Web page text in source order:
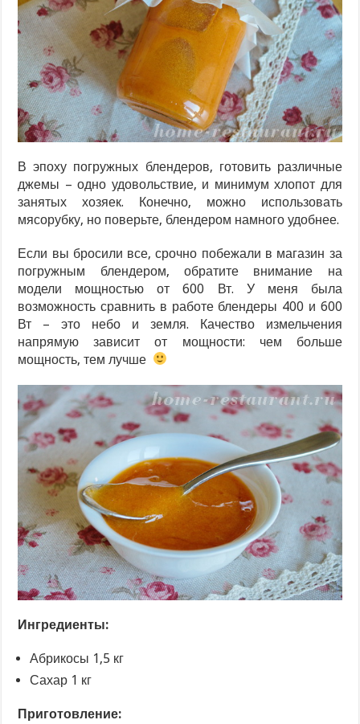
В эпоху погружных блендеров, готовить различные
джемы – одно удовольствие, и минимум хлопот для
занятых хозяек. Конечно, можно использовать
мясорубку, но поверьте, блендером намного удобнее.
Если вы бросили все, срочно побежали в магазин за
погружным блендером, обратите внимание на
модели мощностью от 600 Вт. У меня была
возможность сравнить в работе блендеры 400 и 600
Вт – это небо и земля. Качество измельчения
напрямую зависит от мощности: чем больше
мощность, тем лучше
Ингредиенты:
Абрикосы 1,5 кг
Сахар 1 кг
Приготовление: